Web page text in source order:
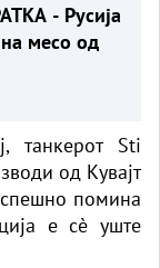
- Русија
месо од
танкерот Sti
од Кувајт
помина
е сè уште